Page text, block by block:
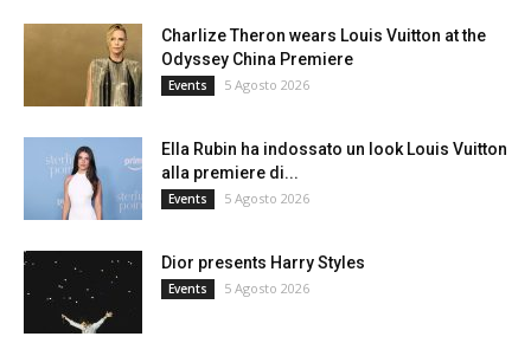
Charlize Theron wears Louis Vuitton at the
Odyssey China Premiere
Events 5 Agosto 2026
Ella Rubin ha indossato un look Louis Vuitton
alla premiere di...
Events 5 Agosto 2026
Dior presents Harry Styles
Events 5 Agosto 2026